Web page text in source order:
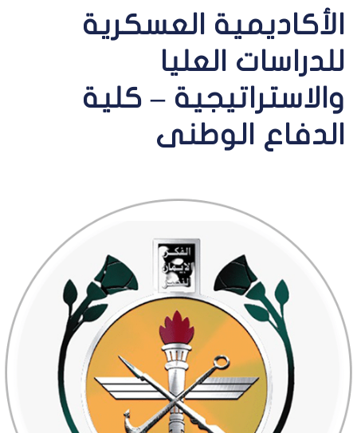
الأكاديمية العسكرية
للدراسات العليا
والاستراتيجية – كلية
الدفاع الوطنى